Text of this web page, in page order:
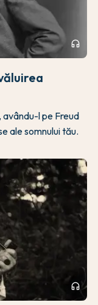
headphones
avându-l pe Freud
ale somnului tău.
headphones